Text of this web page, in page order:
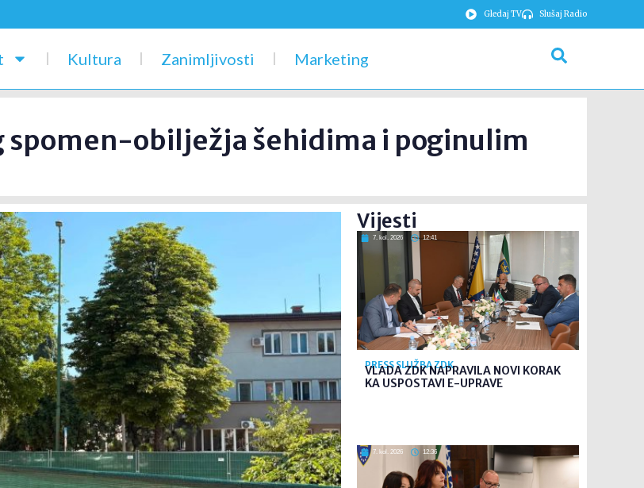
Gledaj TV Slušaj Radio
Kultura Zanimljivosti Marketing
spomen-obilježja šehidima i poginulim
Vijesti
7. kol. 2026 12:41
PRESS SLUŽBA ZDK
VLADA ZDK NAPRAVILA NOVI KORAK
KA USPOSTAVI E-UPRAVE
7. kol. 2026 12:36